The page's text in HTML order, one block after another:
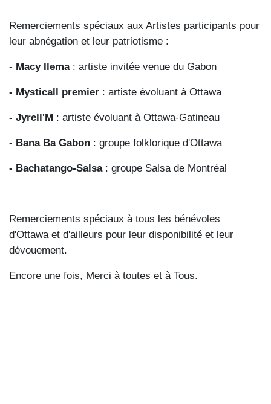
Remerciements spéciaux aux Artistes participants pour
leur abnégation et leur patriotisme :
- Macy Ilema: artiste invitée venue du Gabon
- Mysticall premier : artiste évoluant à Ottawa
- Jyrell'M : artiste évoluant à Ottawa-Gatineau
- Bana Ba Gabon : groupe folklorique d'Ottawa
- Bachatango-Salsa: groupe Salsa de Montréal
Remerciements spéciaux à tous les bénévoles
d'Ottawa et d'ailleurs pour leur disponibilité et leur
dévouement.
Encore une fois, Merci à toutes et à Tous.